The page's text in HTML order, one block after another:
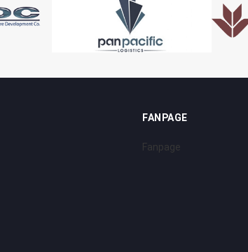
FANPAGE
Fanpage